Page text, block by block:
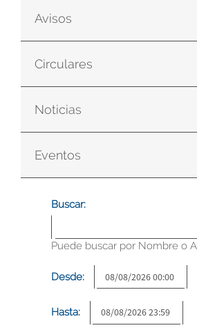
Avisos
Circulares
Noticias
Eventos
Buscar:
Puede buscar por Nombre o
Desde:
Hasta: